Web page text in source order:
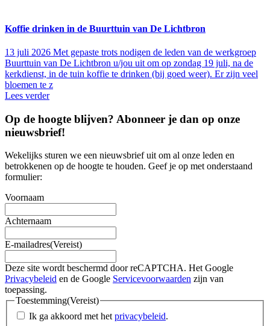
Koffie drinken in de Buurttuin van De Lichtbron
13 juli 2026 Met gepaste trots nodigen de leden van de werkgroep
Buurttuin van De Lichtbron u/jou uit om op zondag 19 juli, na de
kerkdienst, in de tuin koffie te drinken (bij goed weer). Er zijn veel
bloemen te z
Lees verder
Op de hoogte blijven? Abonneer je dan op onze
nieuwsbrief!
Wekelijks sturen we een nieuwsbrief uit om al onze leden en
betrokkenen op de hoogte te houden. Geef je op met onderstaand
formulier:
Voornaam
Achternaam
E-mailadres(Vereist)
Deze site wordt beschermd door reCAPTCHA. Het Google
Privacybeleid en de Google Servicevoorwaarden zijn van
toepassing.
Toestemming(Vereist)
Ik ga akkoord met het privacybeleid.